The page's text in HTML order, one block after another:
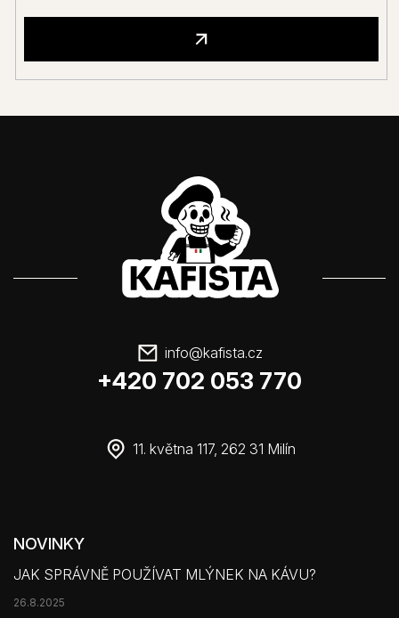
info@kafista.cz
+420 702 053 770
11. května 117, 262 31 Milín
NOVINKY
JAK SPRÁVNĚ POUŽÍVAT MLÝNEK NA KÁVU?
26.8.2025